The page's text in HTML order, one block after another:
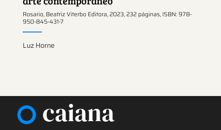
Rosario, Beatriz Viterbo Editora, 2023, 232 páginas, ISBN: 978-
950-845-431-7
Luz Horne
caiana